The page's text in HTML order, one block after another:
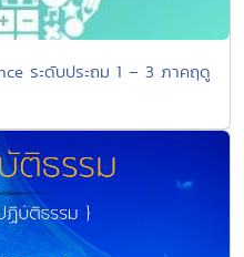
ระดับประถม 1 – 3 ภาคฤดู